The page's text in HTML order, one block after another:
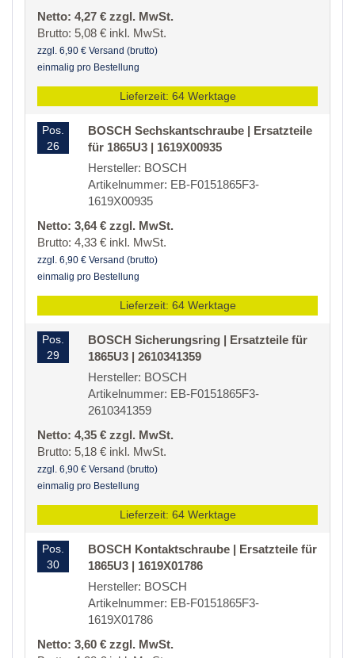
Netto: 4,27 € zzgl. MwSt.
Brutto: 5,08 € inkl. MwSt.
zzgl. 6,90 € Versand (brutto)
einmalig pro Bestellung
Lieferzeit: 64 Werktage
Pos.
26
BOSCH Sechskantschraube | Ersatzteile
für 1865U3 | 1619X00935
Hersteller: BOSCH
Artikelnummer: EB-F0151865F3-
1619X00935
Netto: 3,64 € zzgl. MwSt.
Brutto: 4,33 € inkl. MwSt.
zzgl. 6,90 € Versand (brutto)
einmalig pro Bestellung
Lieferzeit: 64 Werktage
Pos.
29
BOSCH Sicherungsring | Ersatzteile für
1865U3 | 2610341359
Hersteller: BOSCH
Artikelnummer: EB-F0151865F3-
2610341359
Netto: 4,35 € zzgl. MwSt.
Brutto: 5,18 € inkl. MwSt.
zzgl. 6,90 € Versand (brutto)
einmalig pro Bestellung
Lieferzeit: 64 Werktage
Pos.
30
BOSCH Kontaktschraube | Ersatzteile für
1865U3 | 1619X01786
Hersteller: BOSCH
Artikelnummer: EB-F0151865F3-
1619X01786
Netto: 3,60 € zzgl. MwSt.